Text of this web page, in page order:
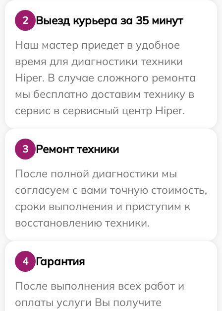
2
Выезд курьера за 35 минут
Наш мастер приедет в удобное
время для диагностики техники
Hiper. В случае сложного ремонта
мы бесплатно доставим технику в
сервис в сервисный центр Hiper.
3
Ремонт техники
После полной диагностики мы
согласуем с вами точную стоимость,
сроки выполнения и приступим к
восстановлению техники.
4
Гарантия
После выполнения всех работ и
оплаты услуги Вы получите